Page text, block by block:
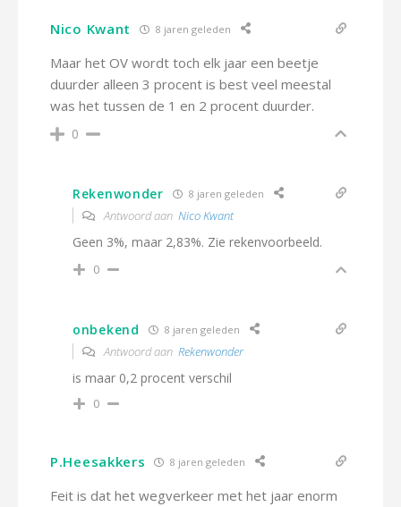
Nico Kwant 8 jaren geleden
Maar het OV wordt toch elk jaar een beetje
duurder alleen 3 procent is best veel meestal
was het tussen de 1 en 2 procent duurder.
0
Rekenwonder 8 jaren geleden
Antwoord aan Nico Kwant
Geen 3%, maar 2,83%. Zie rekenvoorbeeld.
0
onbekend 8 jaren geleden
Antwoord aan Rekenwonder
is maar 0,2 procent verschil
0
P.Heesakkers 8 jaren geleden
Feit is dat het wegverkeer met het jaar enorm